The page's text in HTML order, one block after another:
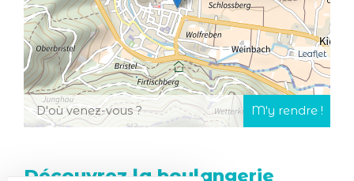
Leaflet
Découvrez la boulangerie